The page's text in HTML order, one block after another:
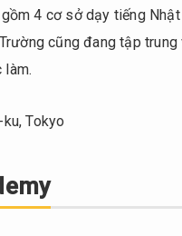
4 cơ sở dạy tiếng
cũng đang tập
làm.
Tokyo